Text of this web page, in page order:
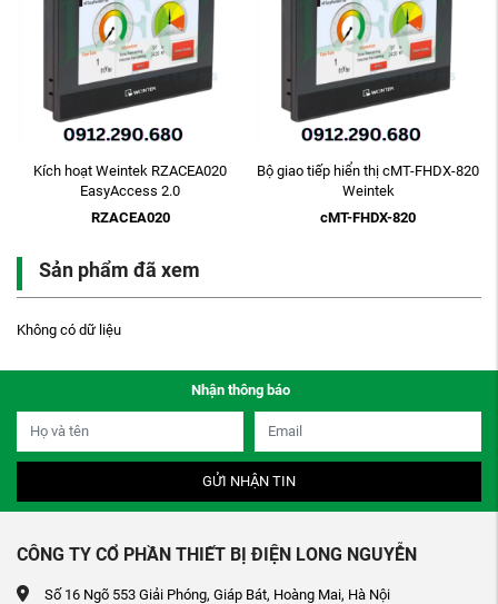
hoạt Weintek RZACEA020
EasyAccess 2.0
RZACEA020
Bộ giao tiếp hiển thị cMT-FHDX-820
cMT-FHDX-820
Màn
Sản phẩm đã xem
Không có dữ liệu
Nhận thông báo
GỬI NHẬN TIN
CÔNG TY CỔ PHẦN THIẾT BỊ ĐIỆN LONG NGUYỄN
Số 16 Ngõ 553 Giải Phóng, Giáp Bát, Hoàng Mai, Hà Nội